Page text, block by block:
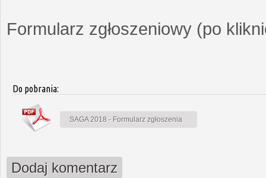
Formularz zgłoszeniowy (po
Do pobrania:
SAGA 2018 - Formularz zgłoszenia
Dodaj komentarz